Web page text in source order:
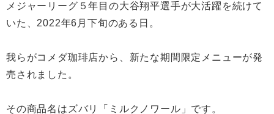
メジャーリーグ５年目の大谷翔平選手が大活躍を続けて
いた、2022年6月下旬のある日。
我らがコメダ珈琲店から、新たな期間限定メニューが発
売されました。
その商品名はズバリ「ミルクノワール」です。